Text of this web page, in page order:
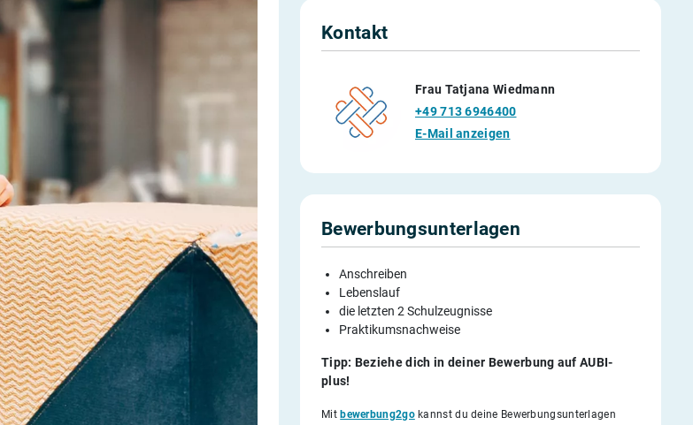
Kontakt
Frau Tatjana Wiedmann
+49 713 6946400
E-Mail anzeigen
Bewerbungsunterlagen
Anschreiben
Lebenslauf
die letzten 2 Schulzeugnisse
Praktikumsnachweise
Tipp: Beziehe dich in deiner Bewerbung auf AUBI-
plus!
Mitbewerbung2gokannst du deine Bewerbungsunterlagen